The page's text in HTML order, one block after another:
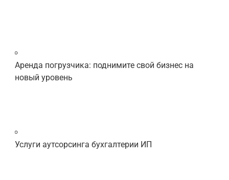
Аренда погрузчика: поднимите свой бизнес на
новый уровень
Услуги аутсорсинга бухгалтерии ИП